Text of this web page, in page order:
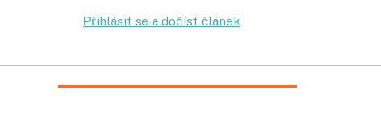
Přihlásit se a dočíst článek